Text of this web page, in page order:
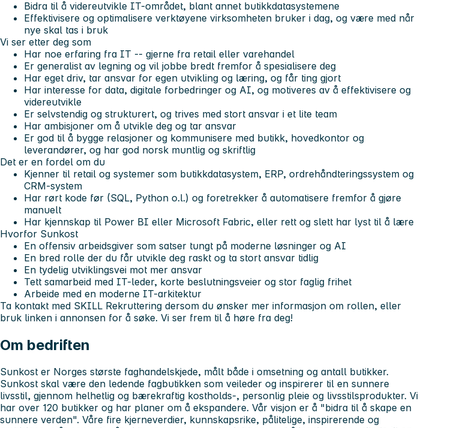
Bidra til å videreutvikle IT-området, blant annet butikkdatasystemene
Effektivisere og optimalisere verktøyene virksomheten bruker i dag, og være med når
nye skal tas i bruk
Vi ser etter deg som
Har noe erfaring fra IT -- gjerne fra retail eller varehandel
Er generalist av legning og vil jobbe bredt fremfor å spesialisere deg
Har eget driv, tar ansvar for egen utvikling og læring, og får ting gjort
Har interesse for data, digitale forbedringer og AI, og motiveres av å effektivisere og
videreutvikle
Er selvstendig og strukturert, og trives med stort ansvar i et lite team
Har ambisjoner om å utvikle deg og tar ansvar
Er god til å bygge relasjoner og kommunisere med butikk, hovedkontor og
leverandører, og har god norsk muntlig og skriftlig
Det er en fordel om du
Kjenner til retail og systemer som butikkdatasystem, ERP, ordrehåndteringssystem og
CRM-system
Har rørt kode før (SQL, Python o.l.) og foretrekker å automatisere fremfor å gjøre
manuelt
Har kjennskap til Power BI eller Microsoft Fabric, eller rett og slett har lyst til å lære
Hvorfor Sunkost
En offensiv arbeidsgiver som satser tungt på moderne løsninger og AI
En bred rolle der du får utvikle deg raskt og ta stort ansvar tidlig
En tydelig utviklingsvei mot mer ansvar
Tett samarbeid med IT-leder, korte beslutningsveier og stor faglig frihet
Arbeide med en moderne IT-arkitektur
Ta kontakt med SKILL Rekruttering dersom du ønsker mer informasjon om rollen, eller
bruk linken i annonsen for å søke. Vi ser frem til å høre fra deg!
Om bedriften
Sunkost er Norges største faghandelskjede, målt både i omsetning og antall butikker.
Sunkost skal være den ledende fagbutikken som veileder og inspirerer til en sunnere
livsstil, gjennom helhetlig og bærekraftig kostholds-, personlig pleie og livsstilsprodukter. Vi
har over 120 butikker og har planer om å ekspandere. Vår visjon er å "bidra til å skape en
sunnere verden". Våre fire kjerneverdier, kunnskapsrike, pålitelige, inspirerende og